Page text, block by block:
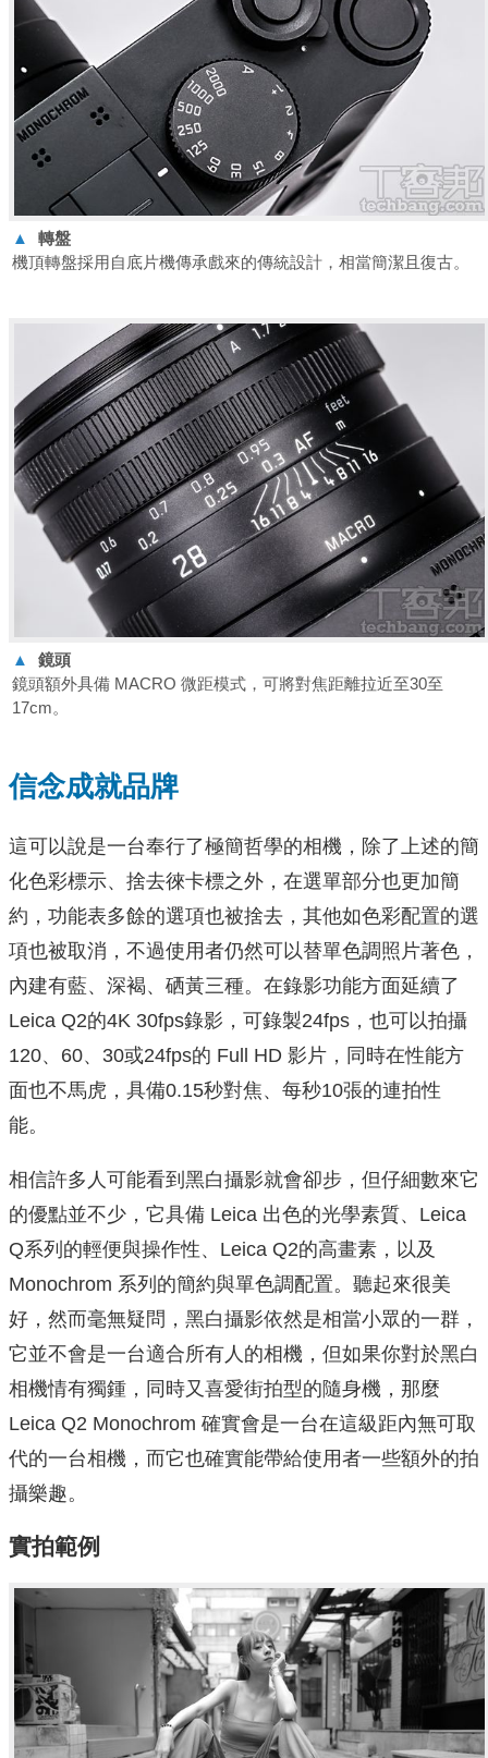
▲
轉盤
機頂轉盤採用自底片機傳承戲來的傳統設計，相當簡潔且復古。
▲
鏡頭
鏡頭額外具備 MACRO 微距模式，可將對焦距離拉近至30至
17cm。
信念成就品牌
這可以說是一台奉行了極簡哲學的相機，除了上述的簡
化色彩標示、捨去徠卡標之外，在選單部分也更加簡
約，功能表多餘的選項也被捨去，其他如色彩配置的選
項也被取消，不過使用者仍然可以替單色調照片著色，
內建有藍、深褐、硒黃三種。在錄影功能方面延續了
Leica Q2的4K 30fps錄影，可錄製24fps，也可以拍攝
120、60、30或24fps的 Full HD 影片，同時在性能方
面也不馬虎，具備0.15秒對焦、每秒10張的連拍性
能。
相信許多人可能看到黑白攝影就會卻步，但仔細數來它
的優點並不少，它具備 Leica 出色的光學素質、Leica
Q系列的輕便與操作性、Leica Q2的高畫素，以及
Monochrom 系列的簡約與單色調配置。聽起來很美
好，然而毫無疑問，黑白攝影依然是相當小眾的一群，
它並不會是一台適合所有人的相機，但如果你對於黑白
相機情有獨鍾，同時又喜愛街拍型的隨身機，那麼
Leica Q2 Monochrom 確實會是一台在這級距內無可取
代的一台相機，而它也確實能帶給使用者一些額外的拍
攝樂趣。
實拍範例